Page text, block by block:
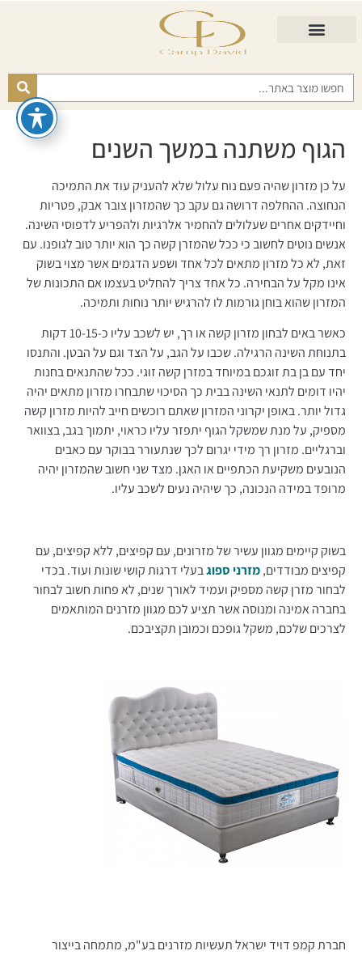
הגוף משתנה במשך השנים
על כן מזרון שהיה פעם נוח עלול שלא להעניק עוד את התמיכה
הנחוצה. ההחלפה דרושה גם עקב כך שהמזרון צובר אבק, פטריות
וחיידקים אחרים שעלולים להחמיר אלרגיות ולהפריע לדפוסי השינה.
אנשים נוטים לחשוב כי ככל שהמזרן קשה כך הוא יותר טוב לגופנו. עם
זאת, לא כל מזרון מתאים לכל אחד ושפע הדגמים אשר מצוי בשוק
אינו מקל על הבחירה. כל אחד צריך להחליט בעצמו אם התכונות של
המזרון שהוא בוחן גורמות לו להרגיש יותר נוחות ותמיכה.
כאשר באים לבחון מזרון קשה או רך, יש לשכב עליו כ-10-15 דקות
בתנוחת השינה הרגילה. שכבו על הגב, על הצד וגם על הבטן. והתנסו
יחד עם בן בת זוגכם במיוחד במזרן קשה זוגי. ככל שהתנאים בחנות
יהיו דומים לתנאי השינה בבית כך הסיכוי שתבחרו מזרון מתאים יהיה
גדול יותר. באופן יקרוני המזרון שאתם רוכשים חייב להיות מזרון קשה
מספיק, על מנת שמשקל הגוף יתפזר עליו כראוי, יתמוך בגב, בצוואר
וברגליים. מזרון רך מידי יגרום לכך שנתעורר בבוקר עם כאבים
הנובעים משקיעת הכתפיים או האגן. מצד שני חשוב שהמזרון יהיה
מרופד במידה הנכונה, כך שיהיה נעים לשכב עליו.
בשוק קיימים מגוון עשיר של מזרונים, עם קפיצים, ללא קפיצים, עם
קפיצים מבודדים,מזרני ספוגבעלי דרגות קושי שונות ועוד. בכדי
לבחור מזרן קשה מספיק ועמיד לאורך שנים, לא פחות חשוב לבחור
בחברה אמינה ומנוסה אשר תציע לכם מגוון מזרנים המותאמים
לצרכים שלכם, משקל גופכם וכמובן תקציבכם.
חברת קמפ דויד ישראל תעשיות מזרנים בע"מ, מתמחה בייצור